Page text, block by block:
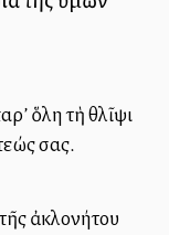
ὅλη τὴ θλῖψι
σας.
ἀκλονήτου